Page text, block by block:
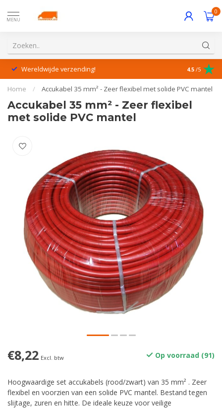
MENU
0
Wereldwijde verzending! 4.5 /5
Home / Accukabel 35 mm² - Zeer flexibel met solide PVC mantel
Accukabel 35 mm² - Zeer flexibel
met solide PVC mantel
€8,22 Excl. btw Op voorraad (91)
Hoogwaardige set accukabels (rood/zwart) van 35 mm² . Zeer
flexibel en voorzien van een solide PVC mantel. Bestand tegen
slijtage, zuren en hitte. De ideale keuze voor veilige